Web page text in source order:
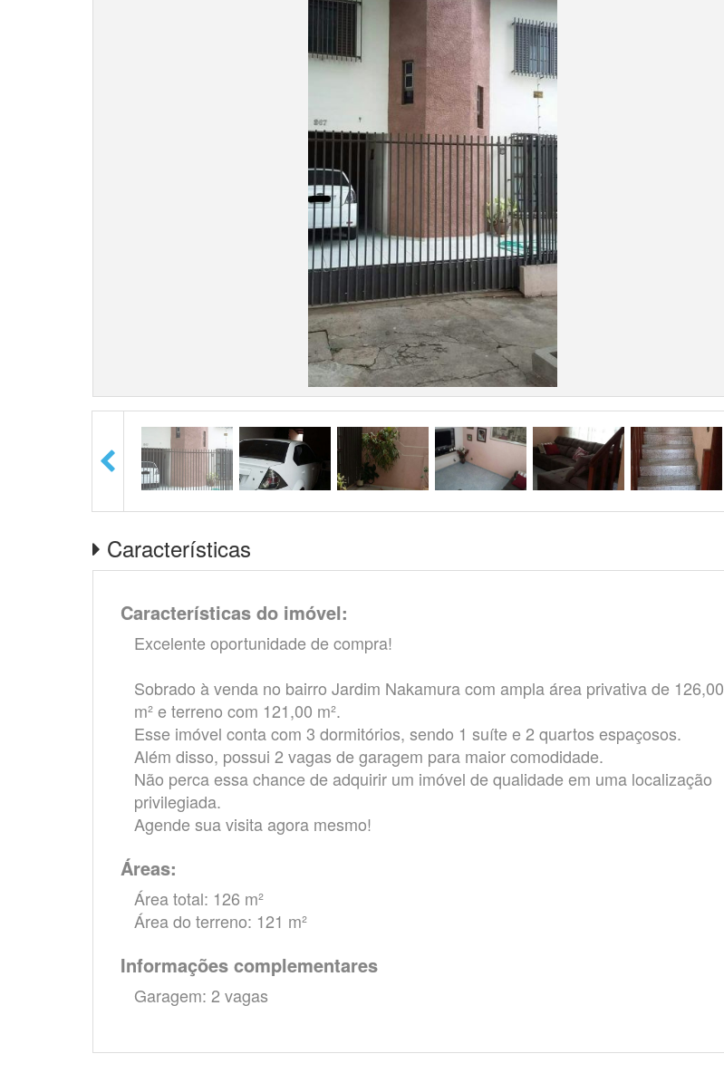
Características
Características do imóvel:
Excelente oportunidade de compra!
Sobrado à venda no bairro Jardim Nakamura com ampla área privativa de 126,00
m² e terreno com 121,00 m².
Esse imóvel conta com 3 dormitórios, sendo 1 suíte e 2 quartos espaçosos.
Além disso, possui 2 vagas de garagem para maior comodidade.
Não perca essa chance de adquirir um imóvel de qualidade em uma localização
privilegiada.
Agende sua visita agora mesmo!
Áreas:
Área total: 126 m²
Área do terreno: 121 m²
Informações complementares
Garagem: 2 vagas